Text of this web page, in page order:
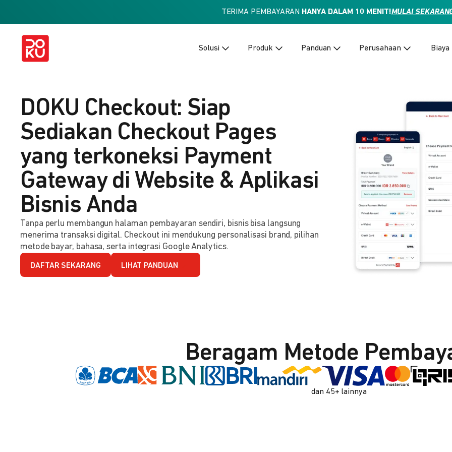
TERIMA PEMBAYARAN HANYA DALAM 10 MENIT!MULAI
Solusi Produk Panduan Perusahaan Biaya
DOKU Checkout: Siap
Sediakan Checkout Pages
yang terkoneksi Payment
Gateway di Website & Aplikasi
Bisnis Anda
Tanpa perlu membangun halaman pembayaran sendiri, bisnis bisa langsung
menerima transaksi digital. Checkout ini mendukung personalisasi brand, pilihan
metode bayar, bahasa, serta integrasi Google Analytics.
DAFTAR SEKARANG LIHAT PANDUAN
Beragam Metode
dan 45+ lainnya